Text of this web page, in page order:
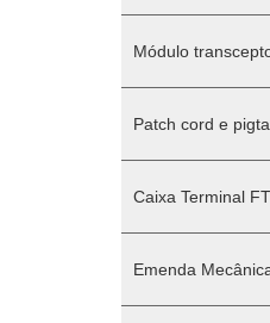
Módulo
Patch cord e
Caixa Terminal
Emenda